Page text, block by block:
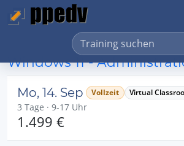
Windows 11 -
Mo, 14. Sep Vollzeit Virtual
3 Tage · 9-17 Uhr
1.499 €